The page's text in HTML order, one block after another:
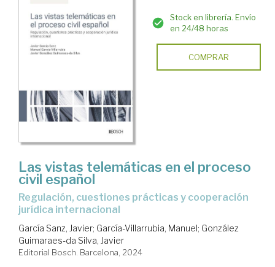
Stock en librería. Envío
en 24/48 horas
COMPRAR
Las vistas telemáticas en el proceso
civil español
Regulación, cuestiones prácticas y cooperación
jurídica internacional
García Sanz, Javier; García-Villarrubia, Manuel; González
Guimaraes-da Silva, Javier
Editorial Bosch. Barcelona, 2024